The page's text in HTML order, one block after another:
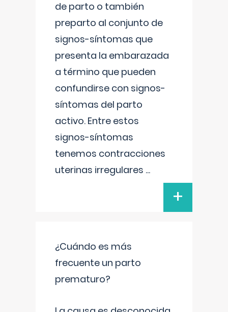
de parto o también
preparto al conjunto de
signos-síntomas que
presenta la embarazada
a término que pueden
confundirse con signos-
síntomas del parto
activo. Entre estos
signos-síntomas
tenemos contracciones
uterinas irregulares ...
+
¿Cuándo es más
frecuente un parto
prematuro?